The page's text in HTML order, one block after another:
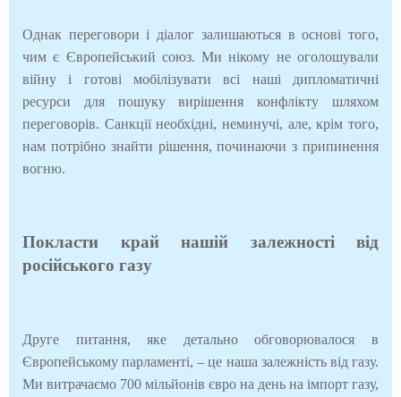
Однак переговори і діалог залишаються в основі того,
чим є Європейський союз. Ми нікому не оголошували
війну і готові мобілізувати всі наші дипломатичні
ресурси для пошуку вирішення конфлікту шляхом
переговорів. Санкції необхідні, неминучі, але, крім того,
нам потрібно знайти рішення, починаючи з припинення
вогню.
Покласти край нашій залежності від
російського газу
Друге питання, яке детально обговорювалося в
Європейському парламенті, – це наша залежність від газу.
Ми витрачаємо 700 мільйонів євро на день на імпорт газу,